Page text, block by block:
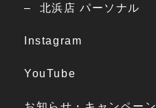
北浜店 パーソナル
Instagram
YouTube